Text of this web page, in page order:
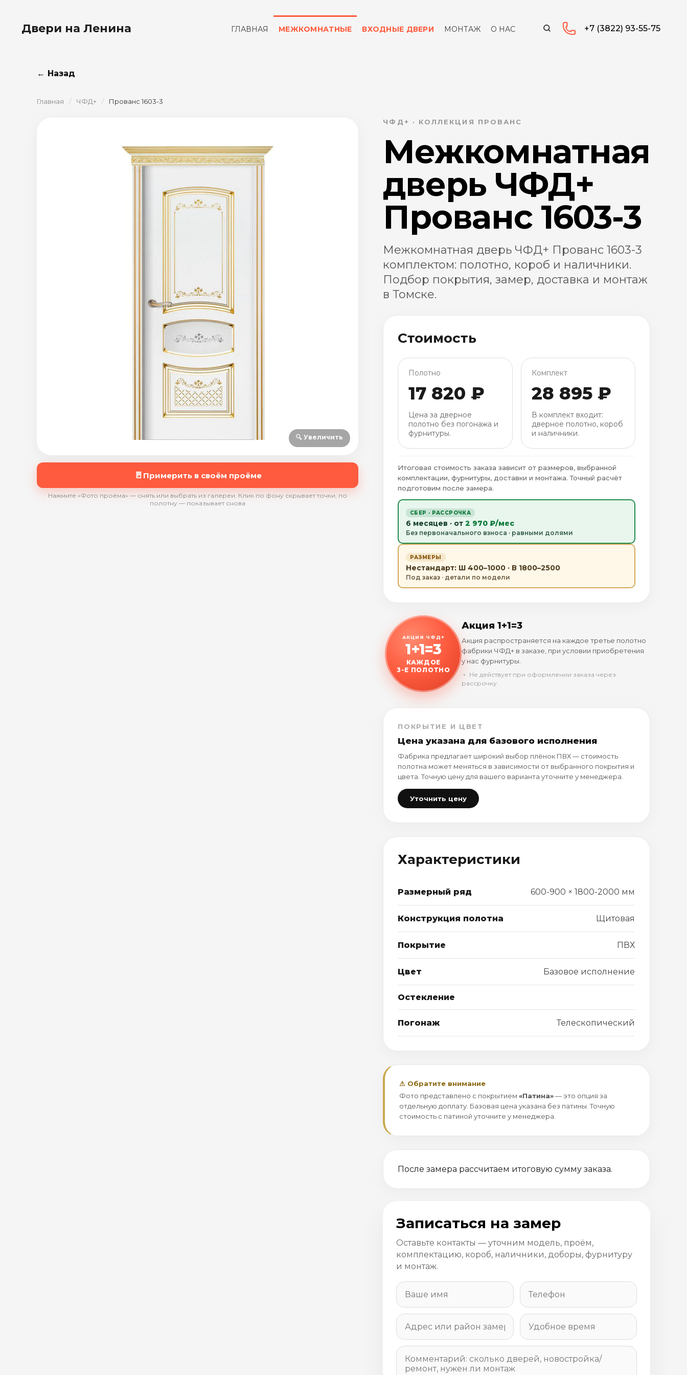
Двери на Ленина ГЛАВНАЯ МЕЖКОМНАТНЫЕ ВХОДНЫЕ ДВЕРИ МОНТАЖ О НАС +7 (3822) 93-55-75
← Назад
Главная / ЧФД+ / Прованс 1603-3
🔍 Увеличить
🚪 Примерить в своём проёме
Нажмите «Фото проёма» — снять или выбрать из галереи. Клик по фону скрывает точки, по
полотну — показывает снова
ЧФД+ · КОЛЛЕКЦИЯ ПРОВАНС
Межкомнатная
дверь ЧФД+
Прованс 1603-3
Межкомнатная дверь ЧФД+ Прованс 1603-3
комплектом: полотно, короб и наличники.
Подбор покрытия, замер, доставка и монтаж
в Томске.
Стоимость
Полотно
17 820 ₽
Цена за дверное
полотно без погонажа и
фурнитуры.
Комплект
28 895 ₽
В комплект входит:
дверное полотно, короб
и наличники.
Итоговая стоимость заказа зависит от размеров, выбранной
комплектации, фурнитуры, доставки и монтажа. Точный расчёт
подготовим после замера.
СБЕР · РАССРОЧКА
6 месяцев · от 2 970 ₽/мес
Без первоначального взноса · равными долями
РАЗМЕРЫ
Нестандарт: Ш 400–1000 · В 1800–2500
Под заказ · детали по модели
АКЦИЯ ЧФД+
1+1=3
КАЖДОЕ
3-Е ПОЛОТНО
Акция 1+1=3
Акция распространяется на каждое третье полотно
фабрики ЧФД+ в заказе, при условии приобретения
у нас фурнитуры.
﹡ Не действует при оформлении заказа через
рассрочку.
ПОКРЫТИЕ И ЦВЕТ
Цена указана для базового исполнения
Фабрика предлагает широкий выбор плёнок ПВХ — стоимость
полотна может меняться в зависимости от выбранного покрытия и
цвета. Точную цену для вашего варианта уточните у менеджера.
Уточнить цену
Характеристики
Размерный ряд 600-900 × 1800-2000 мм
Конструкция полотна Щитовая
Покрытие ПВХ
Цвет Базовое исполнение
Остекление
Погонаж Телескопический
⚠ Обратите внимание
Фото представлено с покрытием«Патина»— это опция за
отдельную доплату. Базовая цена указана без патины. Точную
стоимость с патиной уточните у менеджера.
После замера рассчитаем итоговую сумму заказа.
Записаться на замер
Оставьте контакты — уточним модель, проём,
комплектацию, короб, наличники, доборы, фурнитуру
и монтаж.